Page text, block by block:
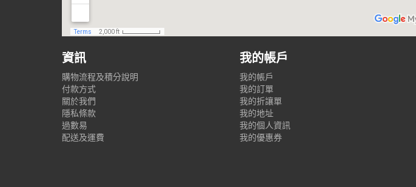
資訊
購物流程及積分說明
付款方式
關於我們
隱私條款
過數易
配送及運費
我的帳戶
我的帳戶
我的訂單
我的折讓單
我的地址
我的個人資訊
我的優惠券